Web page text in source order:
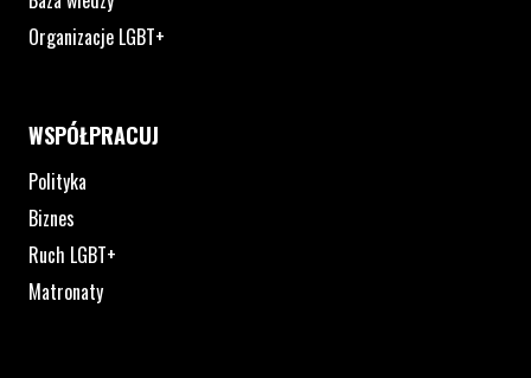
Organizacje LGBT+
WSPÓŁPRACUJ
Polityka
Biznes
Ruch LGBT+
Matronaty